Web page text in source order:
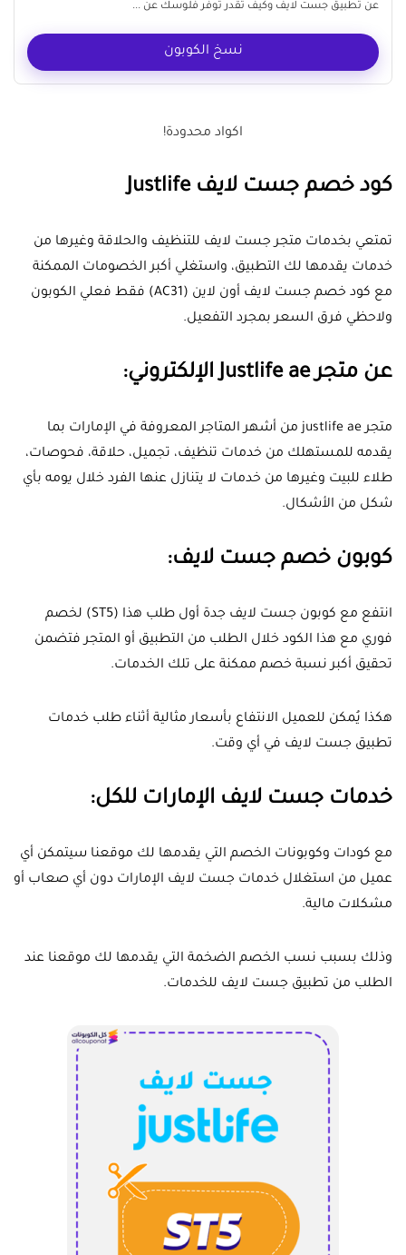
عن تطبيق جست لايف وكيف تقدر توفر فلوسك عن ...
نسخ الكوبون
اكواد محدودة!
كود خصم جست لايف Justlife
تمتعي بخدمات متجر جست لايف للتنظيف والحلاقة وغيرها من
خدمات يقدمها لك التطبيق، واستغلي أكبر الخصومات الممكنة
مع كود خصم جست لايف أون لاين (AC31) فقط فعلي الكوبون
ولاحظي فرق السعر بمجرد التفعيل.
عن متجر Justlife ae الإلكتروني:
متجر justlife ae من أشهر المتاجر المعروفة في الإمارات بما
يقدمه للمستهلك من خدمات تنظيف، تجميل، حلاقة، فحوصات،
طلاء للبيت وغيرها من خدمات لا يتنازل عنها الفرد خلال يومه بأي
شكل من الأشكال.
كوبون خصم جست لايف:
انتفع مع كوبون جست لايف جدة أول طلب هذا (ST5) لخصم
فوري مع هذا الكود خلال الطلب من التطبيق أو المتجر فتضمن
تحقيق أكبر نسبة خصم ممكنة على تلك الخدمات.
هكذا يُمكن للعميل الانتفاع بأسعار مثالية أثناء طلب خدمات
تطبيق جست لايف في أي وقت.
خدمات جست لايف الإمارات للكل:
مع كودات وكوبونات الخصم التي يقدمها لك موقعنا سيتمكن أي
عميل من استغلال خدمات جست لايف الإمارات دون أي صعاب أو
مشكلات مالية.
وذلك بسبب نسب الخصم الضخمة التي يقدمها لك موقعنا عند
الطلب من تطبيق جست لايف للخدمات.